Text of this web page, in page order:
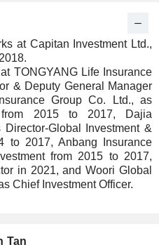
at Capitan Investment Ltd.,
TONGYANG Life Insurance
& Deputy General Manager
Group Co. Ltd., as
from 2015 to 2017, Dajia
Global Investment &
to 2017, Anbang Insurance
from 2015 to 2017,
in 2021, and Woori Global
Chief Investment Officer.
Tan